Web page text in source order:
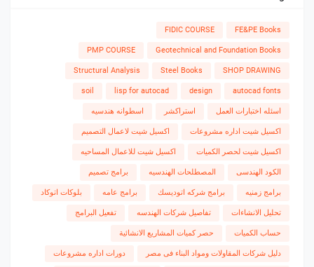
FE&PE Books
FIDIC COURSE
Geotechnical and Foundation Books
PMP COURSE
SHOP DRAWING
Steel Books
Structural Analysis
autocad fonts
design
lisp for autocad
soil
اسئله اختبارات العمل استراكشر اسطوانه هندسيه
اكسيل شيت اداره مشروعات اكسيل شيت لاعمال التصميم
اكسيل شيت لحصر الكميات اكسيل شيت للاعمال المساحيه
الكود الهندسى المصطلحات الهندسيه برامج تصميم
برامج زمنيه برامج شركه اتوديسك برامج عامه بلوكات اتوكاد
تحليل الانشاءات تفاصيل شركات الهندسه تفعيل البرامج
حساب الكميات حصر كميات المشاريع الانشائية
دليل شركات المقاولات ومواد البناء فى مصر دورات اداره مشروعات